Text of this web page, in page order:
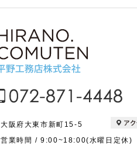
大阪府大東市新町15-5
営業時間 / 9:00~18:00(水曜日定休)